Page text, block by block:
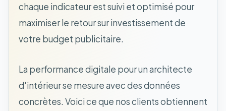
chaque indicateur est suivi et optimisé pour
maximiser le retour sur investissement de
votre budget publicitaire.
La performance digitale pour un architecte
d'intérieur se mesure avec des données
concrètes. Voici ce que nos clients obtiennent